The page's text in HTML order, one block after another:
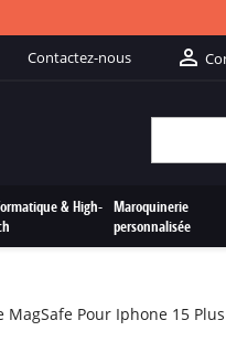
Contactez-nous 
& High- Maroquinerie
personnalisée
MagSafe Pour Iphone 15